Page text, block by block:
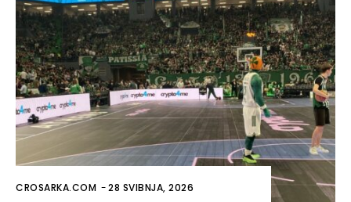
CROSARKA.COM -28 SVIBNJA, 2026